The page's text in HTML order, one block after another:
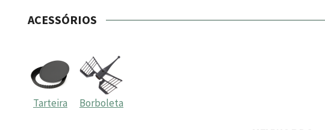
ACESSÓRIOS
Tarteira Borboleta